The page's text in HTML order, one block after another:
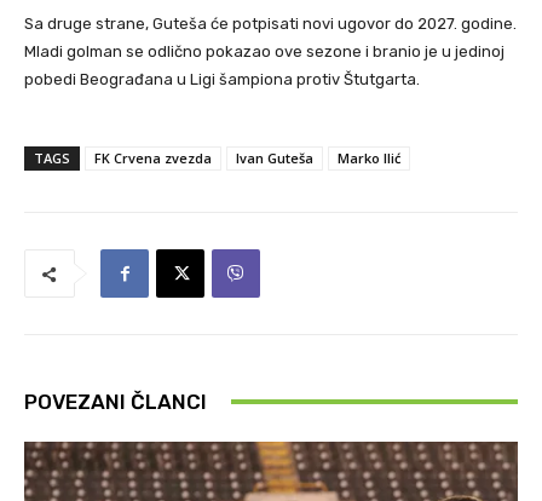
Sa druge strane, Guteša će potpisati novi ugovor do 2027. godine.
Mladi golman se odlično pokazao ove sezone i branio je u jedinoj
pobedi Beograđana u Ligi šampiona protiv Štutgarta.
TAGS FK Crvena zvezda Ivan Guteša Marko Ilić
POVEZANI ČLANCI